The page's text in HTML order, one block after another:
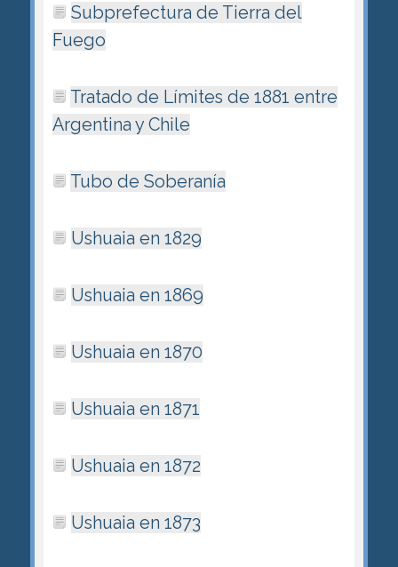
Subprefectura de Tierra del
Fuego
Tratado de Límites de 1881 entre
Argentina y Chile
Tubo de Soberanía
Ushuaia en 1829
Ushuaia en 1869
Ushuaia en 1870
Ushuaia en 1871
Ushuaia en 1872
Ushuaia en 1873